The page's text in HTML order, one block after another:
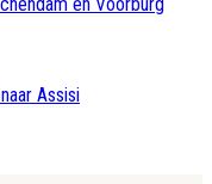
en Voorburg
Assisi